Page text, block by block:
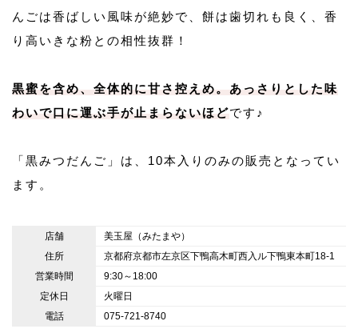
んごは香ばしい風味が絶妙で、餅は歯切れも良く、香
り高いきな粉との相性抜群！
黒蜜を含め、全体的に甘さ控えめ。あっさりとした味
わいで口に運ぶ手が止まらないほどです♪
「黒みつだんご」は、10本入りのみの販売となってい
ます。
店舗
美玉屋（みたまや）
住所
京都府京都市左京区下鴨高木町西入ル下鴨東本町18-1
営業時間
9:30～18:00
定休日
火曜日
電話
075-721-8740